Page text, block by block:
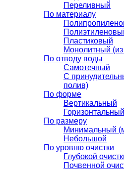
Переливный
По материалу
Пластиковый
Монолитный (из
По отводу воды
Самотечный
С
полив)
По форме
Вертикальный
Горизонтальный
По размеру
Минимальный
Небольшой
По уровню очистки
Глубокой
Почвенной